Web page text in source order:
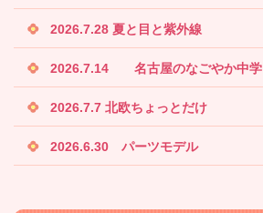
2026.7.28 夏と目と紫外線
2026.7.14 名古屋のなごやか中学
2026.7.7 北欧ちょっとだけ
2026.6.30 パーツモデル